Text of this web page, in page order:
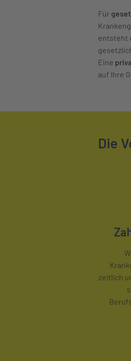
Für
entsteht
Eine
auf Ihre
Die
zeitlich